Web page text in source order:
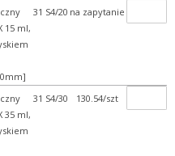
15 ml,
31 S4/20 na zapytanie
35 ml,
31 S4/30 130.54/szt